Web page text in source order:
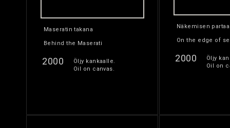
Maseratin takana
Behind the Maserati
2000
Öljy kankaalle.
Oil on canvas.
Näkemisen
On the edge of
2000
Öljy
Oil on